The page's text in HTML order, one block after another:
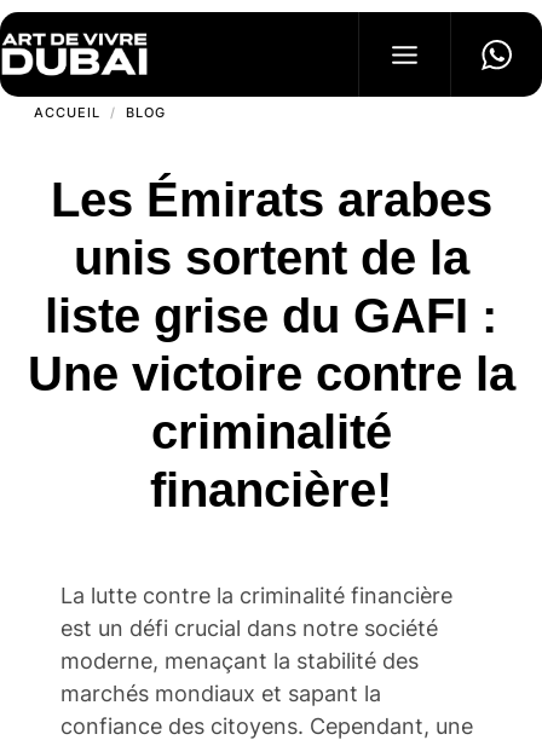
SUIVI CHANTIER
ACTIVITÉS
BLOG
TÉLÉPHONE
+971 58 199 8661
ACCUEIL BLOG
Les Émirats arabes
unis sortent de la
liste grise du GAFI :
Une victoire contre la
criminalité
financière!
La lutte contre la criminalité financière
est un défi crucial dans notre société
moderne, menaçant la stabilité des
marchés mondiaux et sapant la
confiance des citoyens. Cependant, une